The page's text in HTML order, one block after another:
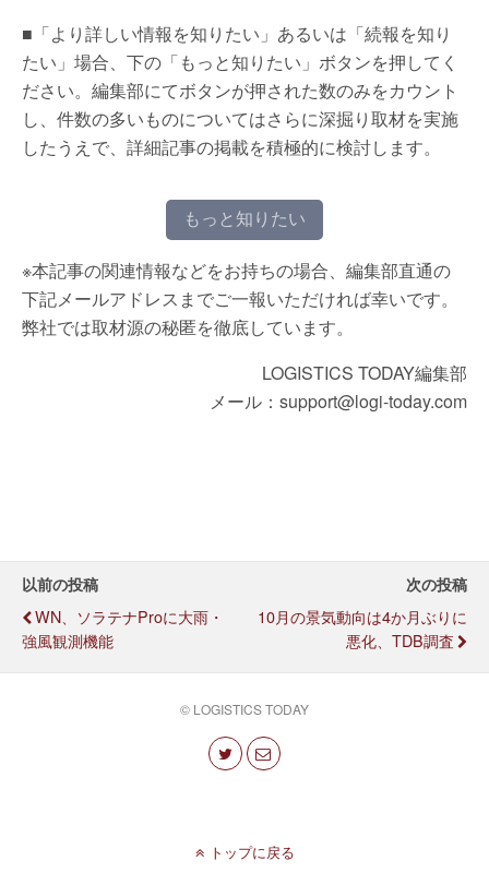
■「より詳しい情報を知りたい」あるいは「続報を知り
たい」場合、下の「もっと知りたい」ボタンを押してく
ださい。編集部にてボタンが押された数のみをカウント
し、件数の多いものについてはさらに深掘り取材を実施
したうえで、詳細記事の掲載を積極的に検討します。
もっと知りたい
※本記事の関連情報などをお持ちの場合、編集部直通の
下記メールアドレスまでご一報いただければ幸いです。
弊社では取材源の秘匿を徹底しています。
LOGISTICS TODAY編集部
メール：support@logi-today.com
以前の投稿
WN、ソラテナProに大雨・
強風観測機能
次の投稿
10月の景気動向は4か月ぶりに
悪化、TDB調査
© LOGISTICS TODAY
トップに戻る